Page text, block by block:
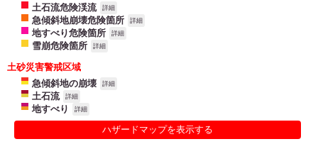
土石流危険渓流
詳細
急傾斜地崩壊危険箇所 詳細
地すべり危険箇所 詳細
雪崩危険箇所 詳細
土砂災害警戒区域
急傾斜地の崩壊
詳細
土石流 詳細
地すべり 詳細
ハザードマップを表示する